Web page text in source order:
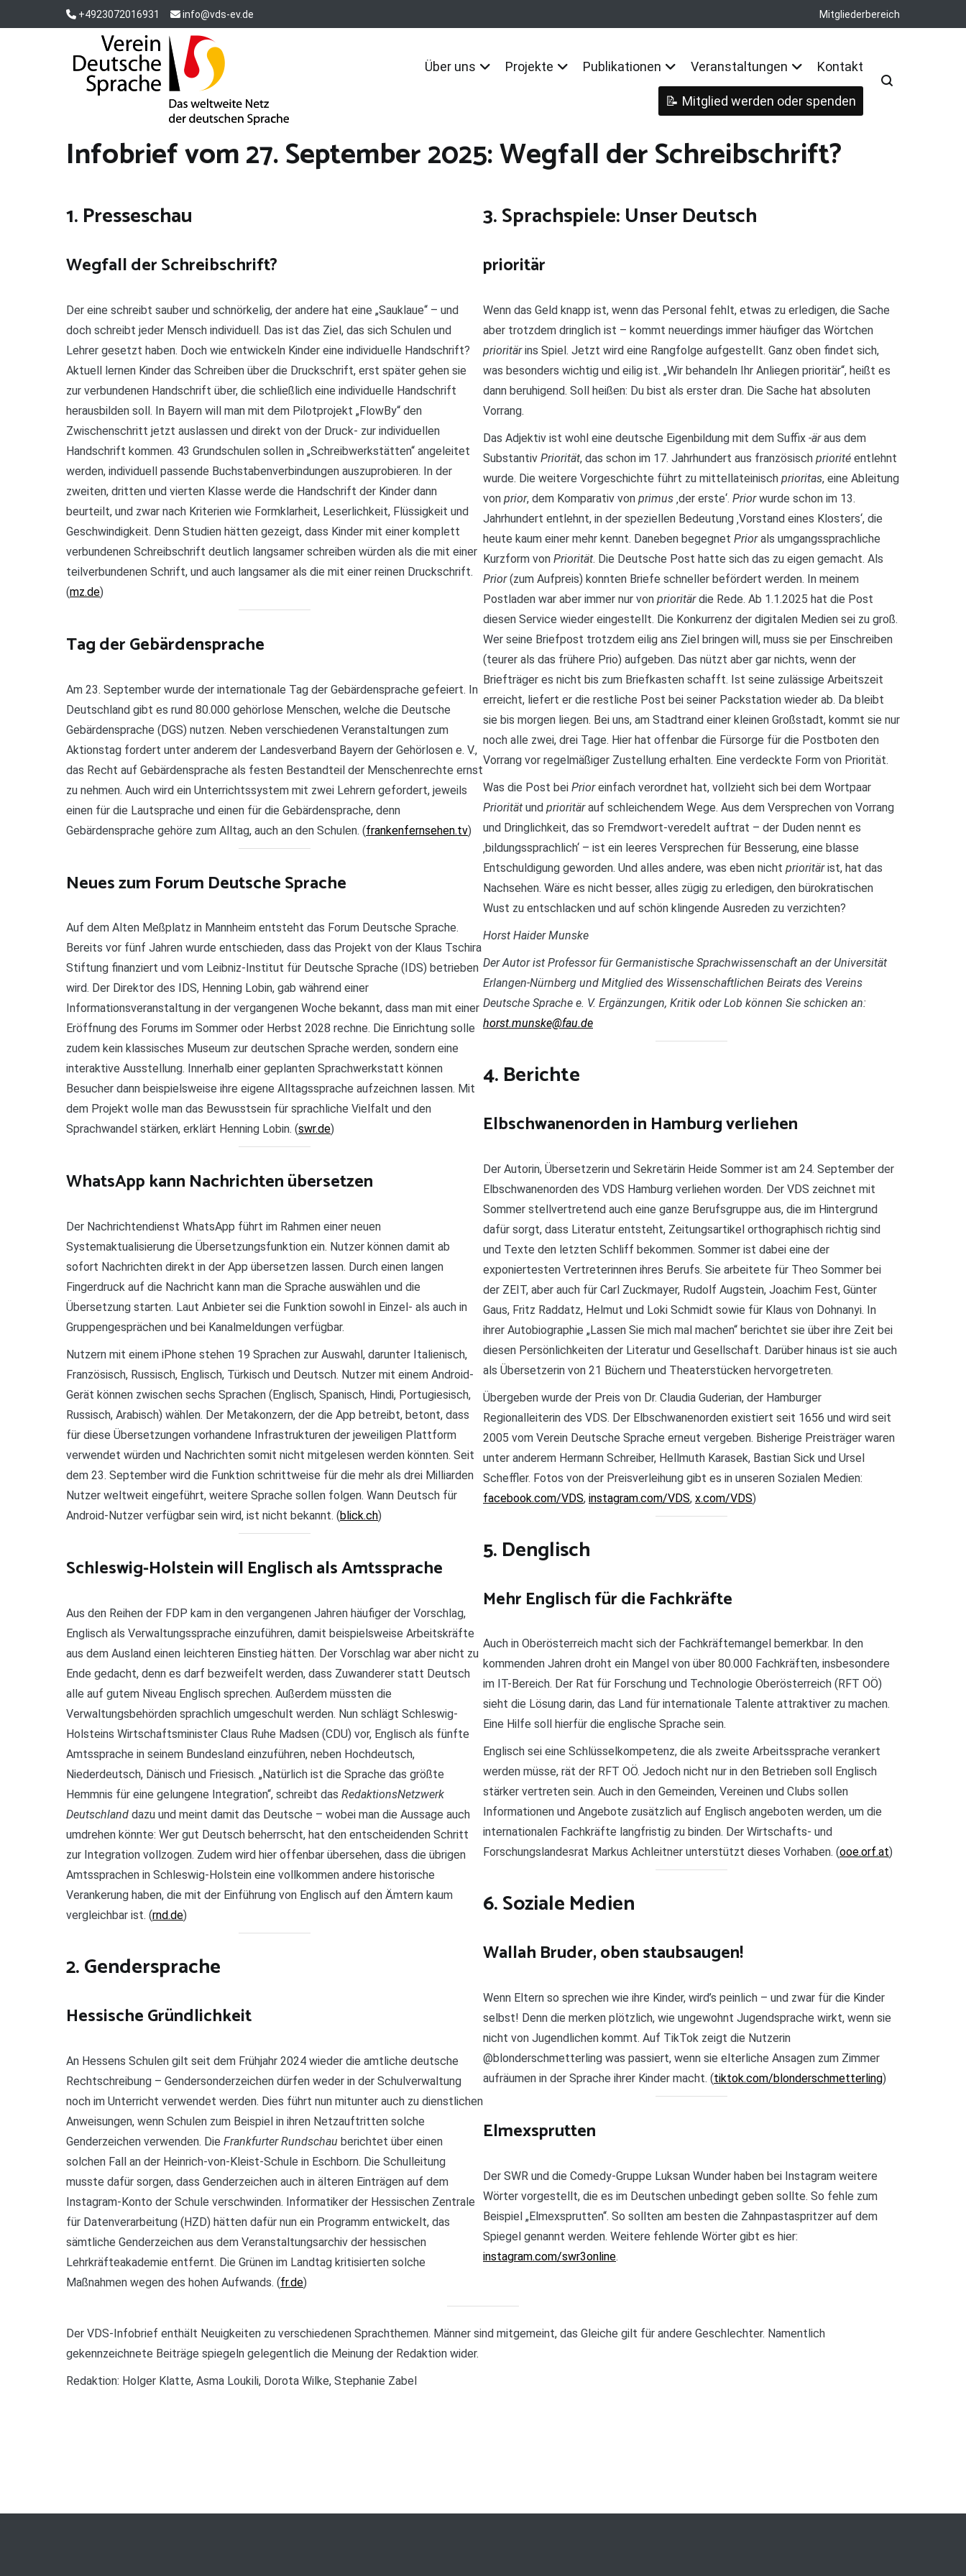
+4923072016931 info@vds-ev.de Mitgliederbereich
Verein Deutsche Sprache e. V.
Über uns Projekte Publikationen Veranstaltungen Kontakt
Mitglied werden oder spenden
Infobrief vom 27. September 2025: Wegfall der Schreibschrift?
1. Presseschau
Wegfall der Schreibschrift?
Der eine schreibt sauber und schnörkelig, der andere hat eine „Sauklaue“ – und
doch schreibt jeder Mensch individuell. Das ist das Ziel, das sich Schulen und
Lehrer gesetzt haben. Doch wie entwickeln Kinder eine individuelle Handschrift?
Aktuell lernen Kinder das Schreiben über die Druckschrift, erst später gehen sie
zur verbundenen Handschrift über, die schließlich eine individuelle Handschrift
herausbilden soll. In Bayern will man mit dem Pilotprojekt „FlowBy“ den
Zwischenschritt jetzt auslassen und direkt von der Druck- zur individuellen
Handschrift kommen. 43 Grundschulen sollen in „Schreibwerkstätten“ angeleitet
werden, individuell passende Buchstabenverbindungen auszuprobieren. In der
zweiten, dritten und vierten Klasse werde die Handschrift der Kinder dann
beurteilt, und zwar nach Kriterien wie Formklarheit, Leserlichkeit, Flüssigkeit und
Geschwindigkeit. Denn Studien hätten gezeigt, dass Kinder mit einer komplett
verbundenen Schreibschrift deutlich langsamer schreiben würden als die mit einer
teilverbundenen Schrift, und auch langsamer als die mit einer reinen Druckschrift.
(mz.de)
Tag der Gebärdensprache
Am 23. September wurde der internationale Tag der Gebärdensprache gefeiert. In
Deutschland gibt es rund 80.000 gehörlose Menschen, welche die Deutsche
Gebärdensprache (DGS) nutzen. Neben verschiedenen Veranstaltungen zum
Aktionstag fordert unter anderem der Landesverband Bayern der Gehörlosen e. V.,
das Recht auf Gebärdensprache als festen Bestandteil der Menschenrechte ernst
zu nehmen. Auch wird ein Unterrichtssystem mit zwei Lehrern gefordert, jeweils
einen für die Lautsprache und einen für die Gebärdensprache, denn
Gebärdensprache gehöre zum Alltag, auch an den Schulen. (frankenfernsehen.tv)
Neues zum Forum Deutsche Sprache
Auf dem Alten Meßplatz in Mannheim entsteht das Forum Deutsche Sprache.
Bereits vor fünf Jahren wurde entschieden, dass das Projekt von der Klaus Tschira
Stiftung finanziert und vom Leibniz-Institut für Deutsche Sprache (IDS) betrieben
wird. Der Direktor des IDS, Henning Lobin, gab während einer
Informationsveranstaltung in der vergangenen Woche bekannt, dass man mit einer
Eröffnung des Forums im Sommer oder Herbst 2028 rechne. Die Einrichtung solle
zudem kein klassisches Museum zur deutschen Sprache werden, sondern eine
interaktive Ausstellung. Innerhalb einer geplanten Sprachwerkstatt können
Besucher dann beispielsweise ihre eigene Alltagssprache aufzeichnen lassen. Mit
dem Projekt wolle man das Bewusstsein für sprachliche Vielfalt und den
Sprachwandel stärken, erklärt Henning Lobin. (swr.de)
WhatsApp kann Nachrichten übersetzen
Der Nachrichtendienst WhatsApp führt im Rahmen einer neuen
Systemaktualisierung die Übersetzungsfunktion ein. Nutzer können damit ab
sofort Nachrichten direkt in der App übersetzen lassen. Durch einen langen
Fingerdruck auf die Nachricht kann man die Sprache auswählen und die
Übersetzung starten. Laut Anbieter sei die Funktion sowohl in Einzel- als auch in
Gruppengesprächen und bei Kanalmeldungen verfügbar.
Nutzern mit einem iPhone stehen 19 Sprachen zur Auswahl, darunter Italienisch,
Französisch, Russisch, Englisch, Türkisch und Deutsch. Nutzer mit einem Android-
Gerät können zwischen sechs Sprachen (Englisch, Spanisch, Hindi, Portugiesisch,
Russisch, Arabisch) wählen. Der Metakonzern, der die App betreibt, betont, dass
für diese Übersetzungen vorhandene Infrastrukturen der jeweiligen Plattform
verwendet würden und Nachrichten somit nicht mitgelesen werden könnten. Seit
dem 23. September wird die Funktion schrittweise für die mehr als drei Milliarden
Nutzer weltweit eingeführt, weitere Sprache sollen folgen. Wann Deutsch für
Android-Nutzer verfügbar sein wird, ist nicht bekannt. (blick.ch)
Schleswig-Holstein will Englisch als Amtssprache
Aus den Reihen der FDP kam in den vergangenen Jahren häufiger der Vorschlag,
Englisch als Verwaltungssprache einzuführen, damit beispielsweise Arbeitskräfte
aus dem Ausland einen leichteren Einstieg hätten. Der Vorschlag war aber nicht zu
Ende gedacht, denn es darf bezweifelt werden, dass Zuwanderer statt Deutsch
alle auf gutem Niveau Englisch sprechen. Außerdem müssten die
Verwaltungsbehörden sprachlich umgeschult werden. Nun schlägt Schleswig-
Holsteins Wirtschaftsminister Claus Ruhe Madsen (CDU) vor, Englisch als fünfte
Amtssprache in seinem Bundesland einzuführen, neben Hochdeutsch,
Niederdeutsch, Dänisch und Friesisch. „Natürlich ist die Sprache das größte
Hemmnis für eine gelungene Integration“, schreibt das RedaktionsNetzwerk
Deutschland dazu und meint damit das Deutsche – wobei man die Aussage auch
umdrehen könnte: Wer gut Deutsch beherrscht, hat den entscheidenden Schritt
zur Integration vollzogen. Zudem wird hier offenbar übersehen, dass die übrigen
Amtssprachen in Schleswig-Holstein eine vollkommen andere historische
Verankerung haben, die mit der Einführung von Englisch auf den Ämtern kaum
vergleichbar ist. (rnd.de)
2. Gendersprache
Hessische Gründlichkeit
An Hessens Schulen gilt seit dem Frühjahr 2024 wieder die amtliche deutsche
Rechtschreibung – Gendersonderzeichen dürfen weder in der Schulverwaltung
noch im Unterricht verwendet werden. Dies führt nun mitunter auch zu dienstlichen
Anweisungen, wenn Schulen zum Beispiel in ihren Netzauftritten solche
Genderzeichen verwenden. Die Frankfurter Rundschau berichtet über einen
solchen Fall an der Heinrich-von-Kleist-Schule in Eschborn. Die Schulleitung
musste dafür sorgen, dass Genderzeichen auch in älteren Einträgen auf dem
Instagram-Konto der Schule verschwinden. Informatiker der Hessischen Zentrale
für Datenverarbeitung (HZD) hätten dafür nun ein Programm entwickelt, das
sämtliche Genderzeichen aus dem Veranstaltungsarchiv der hessischen
Lehrkräfteakademie entfernt. Die Grünen im Landtag kritisierten solche
Maßnahmen wegen des hohen Aufwands. (fr.de)
3. Sprachspiele: Unser Deutsch
prioritär
Wenn das Geld knapp ist, wenn das Personal fehlt, etwas zu erledigen, die Sache
aber trotzdem dringlich ist – kommt neuerdings immer häufiger das Wörtchen
prioritärins Spiel. Jetzt wird eine Rangfolge aufgestellt. Ganz oben findet sich,
was besonders wichtig und eilig ist. „Wir behandeln Ihr Anliegen prioritär“, heißt es
dann beruhigend. Soll heißen: Du bist als erster dran. Die Sache hat absoluten
Vorrang.
Das Adjektiv ist wohl eine deutsche Eigenbildung mit dem Suffix -äraus dem
Substantiv Priorität, das schon im 17. Jahrhundert aus französisch priorité entlehnt
wurde. Die weitere Vorgeschichte führt zu mittellateinisch prioritas, eine Ableitung
von prior, dem Komparativ von primus ‚der erste‘. Priorwurde schon im 13.
Jahrhundert entlehnt, in der speziellen Bedeutung ‚Vorstand eines Klosters‘, die
heute kaum einer mehr kennt. Daneben begegnet Priorals umgangssprachliche
Kurzform von Priorität. Die Deutsche Post hatte sich das zu eigen gemacht. Als
Prior(zum Aufpreis) konnten Briefe schneller befördert werden. In meinem
Postladen war aber immer nur von prioritärdie Rede. Ab 1.1.2025 hat die Post
diesen Service wieder eingestellt. Die Konkurrenz der digitalen Medien sei zu groß.
Wer seine Briefpost trotzdem eilig ans Ziel bringen will, muss sie per Einschreiben
(teurer als das frühere Prio) aufgeben. Das nützt aber gar nichts, wenn der
Briefträger es nicht bis zum Briefkasten schafft. Ist seine zulässige Arbeitszeit
erreicht, liefert er die restliche Post bei seiner Packstation wieder ab. Da bleibt
sie bis morgen liegen. Bei uns, am Stadtrand einer kleinen Großstadt, kommt sie nur
noch alle zwei, drei Tage. Hier hat offenbar die Fürsorge für die Postboten den
Vorrang vor regelmäßiger Zustellung erhalten. Eine verdeckte Form von Priorität.
Was die Post bei Prioreinfach verordnet hat, vollzieht sich bei dem Wortpaar
Priorität und prioritärauf schleichendem Wege. Aus dem Versprechen von Vorrang
und Dringlichkeit, das so Fremdwort-veredelt auftrat – der Duden nennt es
‚bildungssprachlich‘ – ist ein leeres Versprechen für Besserung, eine blasse
Entschuldigung geworden. Und alles andere, was eben nicht prioritärist, hat das
Nachsehen. Wäre es nicht besser, alles zügig zu erledigen, den bürokratischen
Wust zu entschlacken und auf schön klingende Ausreden zu verzichten?
Horst Haider Munske
Der Autor ist Professor für Germanistische Sprachwissenschaft an der Universität
Erlangen-Nürnberg und Mitglied des Wissenschaftlichen Beirats des Vereins
Deutsche Sprache e. V. Ergänzungen, Kritik oder Lob können Sie schicken an:
horst.munske@fau.de
4. Berichte
Elbschwanenorden in Hamburg verliehen
Der Autorin, Übersetzerin und Sekretärin Heide Sommer ist am 24. September der
Elbschwanenorden des VDS Hamburg verliehen worden. Der VDS zeichnet mit
Sommer stellvertretend auch eine ganze Berufsgruppe aus, die im Hintergrund
dafür sorgt, dass Literatur entsteht, Zeitungsartikel orthographisch richtig sind
und Texte den letzten Schliff bekommen. Sommer ist dabei eine der
exponiertesten Vertreterinnen ihres Berufs. Sie arbeitete für Theo Sommer bei
der ZEIT, aber auch für Carl Zuckmayer, Rudolf Augstein, Joachim Fest, Günter
Gaus, Fritz Raddatz, Helmut und Loki Schmidt sowie für Klaus von Dohnanyi. In
ihrer Autobiographie „Lassen Sie mich mal machen“ berichtet sie über ihre Zeit bei
diesen Persönlichkeiten der Literatur und Gesellschaft. Darüber hinaus ist sie auch
als Übersetzerin von 21 Büchern und Theaterstücken hervorgetreten.
Übergeben wurde der Preis von Dr. Claudia Guderian, der Hamburger
Regionalleiterin des VDS. Der Elbschwanenorden existiert seit 1656 und wird seit
2005 vom Verein Deutsche Sprache erneut vergeben. Bisherige Preisträger waren
unter anderem Hermann Schreiber, Hellmuth Karasek, Bastian Sick und Ursel
Scheffler. Fotos von der Preisverleihung gibt es in unseren Sozialen Medien:
facebook.com/VDS, instagram.com/VDS, x.com/VDS)
5. Denglisch
Mehr Englisch für die Fachkräfte
Auch in Oberösterreich macht sich der Fachkräftemangel bemerkbar. In den
kommenden Jahren droht ein Mangel von über 80.000 Fachkräften, insbesondere
im IT-Bereich. Der Rat für Forschung und Technologie Oberösterreich (RFT OÖ)
sieht die Lösung darin, das Land für internationale Talente attraktiver zu machen.
Eine Hilfe soll hierfür die englische Sprache sein.
Englisch sei eine Schlüsselkompetenz, die als zweite Arbeitssprache verankert
werden müsse, rät der RFT OÖ. Jedoch nicht nur in den Betrieben soll Englisch
stärker vertreten sein. Auch in den Gemeinden, Vereinen und Clubs sollen
Informationen und Angebote zusätzlich auf Englisch angeboten werden, um die
internationalen Fachkräfte langfristig zu binden. Der Wirtschafts- und
Forschungslandesrat Markus Achleitner unterstützt dieses Vorhaben. (ooe.orf.at)
6. Soziale Medien
Wallah Bruder, oben staubsaugen!
Wenn Eltern so sprechen wie ihre Kinder, wird’s peinlich – und zwar für die Kinder
selbst! Denn die merken plötzlich, wie ungewohnt Jugendsprache wirkt, wenn sie
nicht von Jugendlichen kommt. Auf TikTok zeigt die Nutzerin
@blonderschmetterling was passiert, wenn sie elterliche Ansagen zum Zimmer
aufräumen in der Sprache ihrer Kinder macht. (tiktok.com/blonderschmetterling)
Elmexsprutten
Der SWR und die Comedy-Gruppe Luksan Wunder haben bei Instagram weitere
Wörter vorgestellt, die es im Deutschen unbedingt geben sollte. So fehle zum
Beispiel „Elmexsprutten“. So sollten am besten die Zahnpastaspritzer auf dem
Spiegel genannt werden. Weitere fehlende Wörter gibt es hier:
instagram.com/swr3online.
Der VDS-Infobrief enthält Neuigkeiten zu verschiedenen Sprachthemen. Männer sind mitgemeint, das Gleiche gilt für andere Geschlechter. Namentlich
gekennzeichnete Beiträge spiegeln gelegentlich die Meinung der Redaktion wider.
Redaktion: Holger Klatte, Asma Loukili, Dorota Wilke, Stephanie Zabel